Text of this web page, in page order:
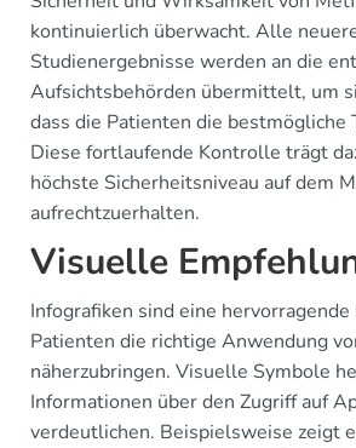
kontinuierlich überwacht. Alle
Studienergebnisse werden an die
Aufsichtsbehörden übermittelt, um
dass die Patienten die bestmögliche
Diese fortlaufende Kontrolle trägt
höchste Sicherheitsniveau auf dem
aufrechtzuerhalten.
Visuelle
Infografiken sind eine
Patienten die richtige Anwendung
näherzubringen. Visuelle Symbole
Informationen über den Zugriff auf
verdeutlichen. Beispielsweise zeigt